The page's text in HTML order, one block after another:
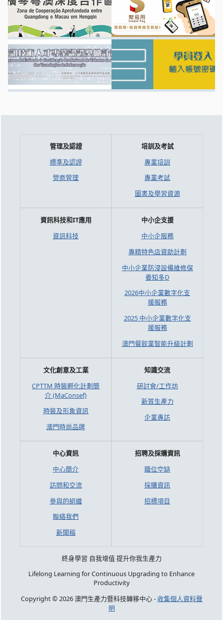
管理及認證
標準及認證
營商管理
培訓及考試
專業培訓
專業考試
圖書及學習資源
資訊科技和IT應用
資訊科技
中小企支援
中小企服務
專精特色店資助計劃
中小企業防浸設備維修保
養知多D
2026中小企業數字化支
援服務
2025 中小企業數字化支
援服務
澳門餐飲業智能升級計劃
文化創意及工業
CPTTM 時裝孵化計劃簡
介 (MaConsef)
時裝及形象資訊
澳門時尚品牌
知識交流
研討會/工作坊
新質生產力
企業專訪
中心資訊
中心簡介
訪問和交流
參與的組織
聯絡我們
新聞稿
招聘及採購資訊
職位空缺
採購資訊
招標項目
終身學習 自我增值 提升你我生產力
Lifelong Learning for Continuous Upgrading to Enhance
Productivity
Copyright © 2026 澳門生產力暨科技轉移中心 - 收集個人資料聲
明